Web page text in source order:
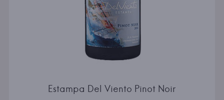
Estampa Del Viento Pinot Noir